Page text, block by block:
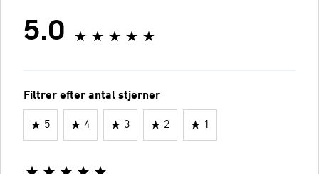
5.0
Filtrer efter antal stjerner
5 4 3 2 1